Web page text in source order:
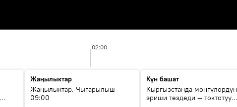
02:00
Жаңылыктар
Жаңылыктар. Чыгарылыш
09:00
Күн башат
Кыргызстанда мөңгүлөрдүн
эриши тездеди — токтотуу